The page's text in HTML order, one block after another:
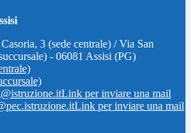
3 (sede centrale) / Via San
- 06081 Assisi (PG)
Link per inviare una mail
Link per inviare una mail